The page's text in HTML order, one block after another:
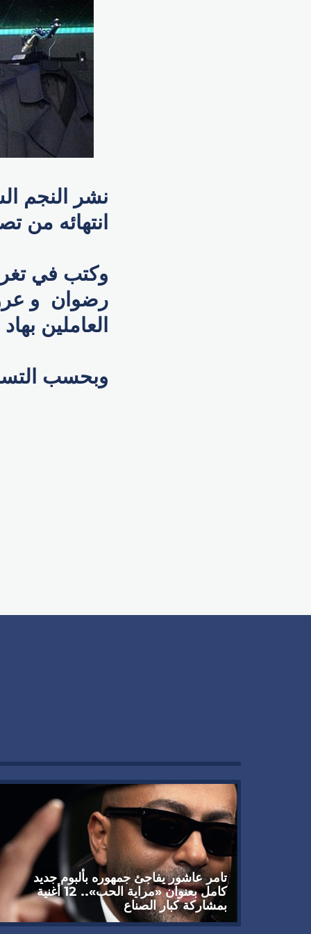
نشر النجم
انتهائه من
وكتب في
رضوان و
العاملين
وبحسب
تامر عاشور يفاجئ جمهوره بألبوم جديد
كامل بعنوان «مراية الحب».. 12 أغنية
بمشاركة كبار الصناع